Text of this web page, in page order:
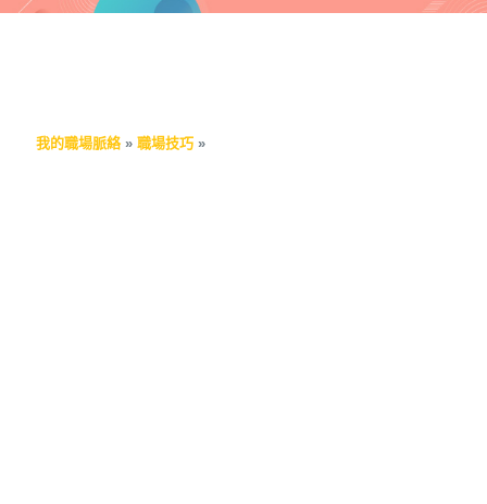
我的職場脈絡 » 職場技巧 »